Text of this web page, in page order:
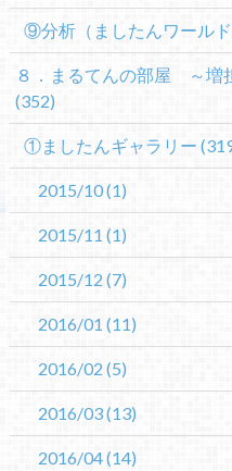
⑨分析（ましたんワールド
８．まるてんの部屋 ～増
(352)
①ましたんギャラリー
2015/10(1)
2015/11 (1)
2015/12 (7)
2016/01 (11)
2016/02 (5)
2016/03(13)
2016/04(14)